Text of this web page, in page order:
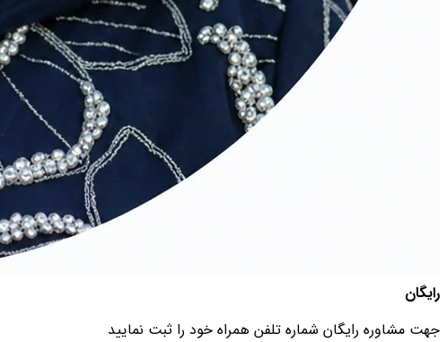
رایگان
جهت مشاوره رایگان شماره تلفن همراه خود را ثبت نمایید